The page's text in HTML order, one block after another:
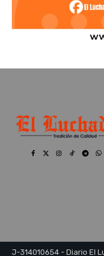
J-314010654 - Diario El